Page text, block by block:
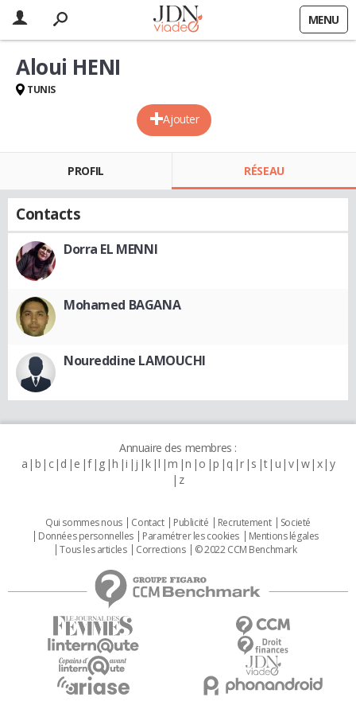
MENU
Ajouter
Aloui HENI
TUNIS
PROFIL RÉSEAU
Contacts
Dorra EL MENNI
Mohamed BAGANA
Noureddine LAMOUCHI
Annuaire des membres :
a b c d e f g h i j k l m n o p q r s t u v w x y
z
Qui sommes nous Contact Publicité Recrutement
Societé
Données personnelles
Paramétrer les cookies
Mentions légales
Tous les articles
Corrections © 2022 CCM Benchmark